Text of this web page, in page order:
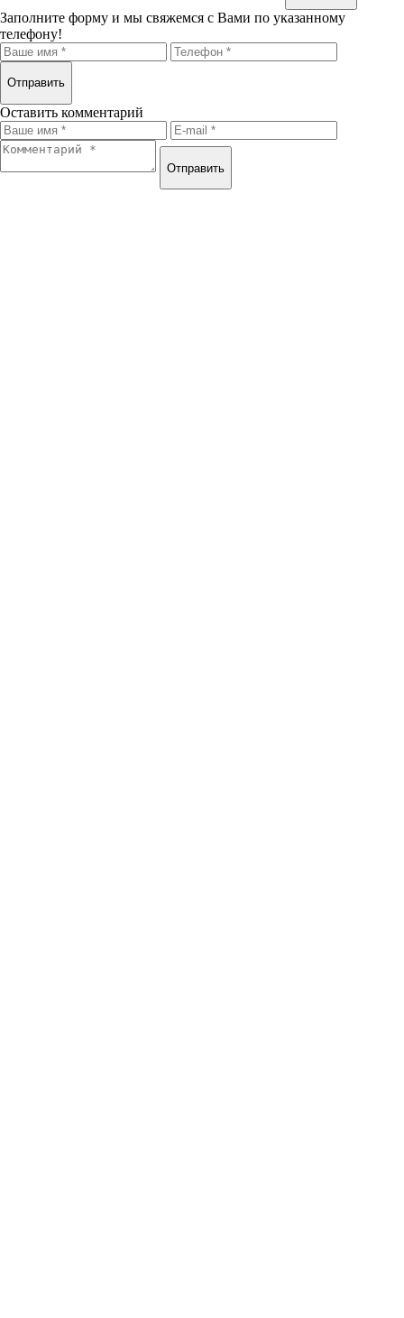
Заполните форму и мы свяжемся с Вами по указанному
телефону!
Отправить
Оставить комментарий
Отправить